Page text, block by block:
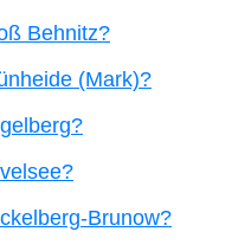
Behnitz?
(Mark)?
Brunow?